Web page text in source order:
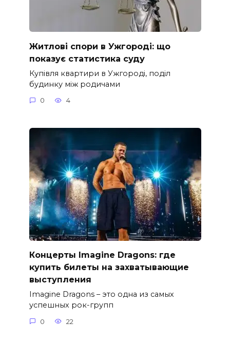
Житлові спори в Ужгороді: що
показує статистика суду
Купівля квартири в Ужгороді, поділ
будинку між родичами
0 4
Концерты Imagine Dragons: где
купить билеты на захватывающие
выступления
Imagine Dragons – это одна из самых
успешных рок-групп
0 22